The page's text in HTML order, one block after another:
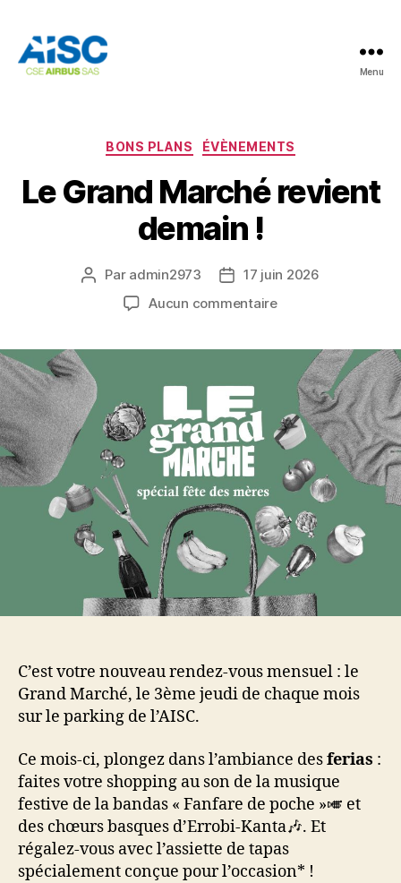
Menu
Catégories
BONS PLANS ÉVÈNEMENTS
Le Grand Marché revient
demain !
Auteur
l’article
Par admin2973
Date17 juin 2026
Aucun commentairesur
Marché
revient
demain
C’est votre nouveau rendez-vous mensuel : le
Grand Marché, le 3ème jeudi de chaque mois
sur le parking de l’AISC.
Ce mois-ci, plongez dans l’ambiance desferias :
faites votre shopping au son de la musique
festive de la bandas « Fanfare de poche »🎺 et
des chœurs basques d’Errobi-Kanta🎶. Et
régalez-vous avec l’assiette de tapas
spécialement conçue pour l’occasion* !